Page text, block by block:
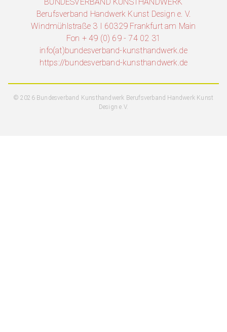
Berufsverband Handwerk Kunst Design e. V.
Windmühlstraße 3 I 60329 Frankfurt am Main
Fon + 49 (0) 69 - 74 02 31
info(at)bundesverband-kunsthandwerk.de
https://bundesverband-kunsthandwerk.de
© 2026 Bundesverband Kunsthandwerk Berufsverband Handwerk Kunst
Design e.V.